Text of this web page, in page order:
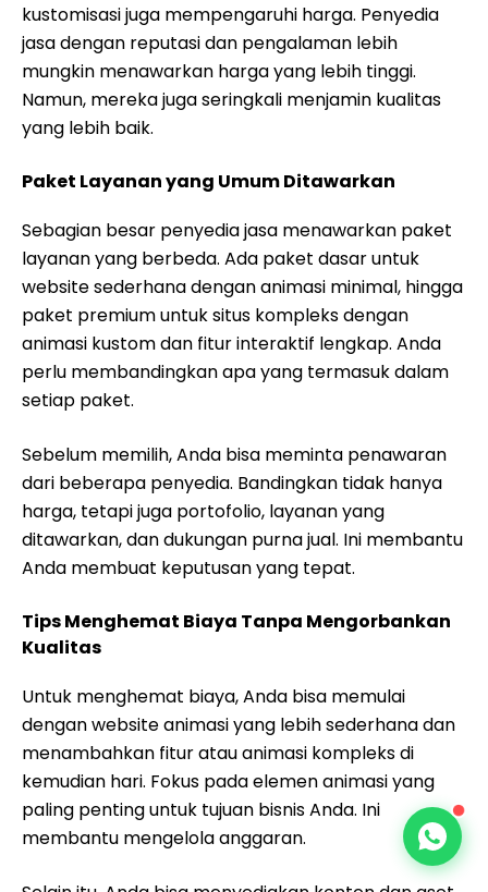
kustomisasi juga mempengaruhi harga. Penyedia
jasa dengan reputasi dan pengalaman lebih
mungkin menawarkan harga yang lebih tinggi.
Namun, mereka juga seringkali menjamin kualitas
yang lebih baik.
Paket Layanan yang Umum Ditawarkan
Sebagian besar penyedia jasa menawarkan paket
layanan yang berbeda. Ada paket dasar untuk
website sederhana dengan animasi minimal, hingga
paket premium untuk situs kompleks dengan
animasi kustom dan fitur interaktif lengkap. Anda
perlu membandingkan apa yang termasuk dalam
setiap paket.
Sebelum memilih, Anda bisa meminta penawaran
dari beberapa penyedia. Bandingkan tidak hanya
harga, tetapi juga portofolio, layanan yang
ditawarkan, dan dukungan purna jual. Ini membantu
Anda membuat keputusan yang tepat.
Tips Menghemat Biaya Tanpa Mengorbankan
Kualitas
Untuk menghemat biaya, Anda bisa memulai
dengan website animasi yang lebih sederhana dan
menambahkan fitur atau animasi kompleks di
kemudian hari. Fokus pada elemen animasi yang
paling penting untuk tujuan bisnis Anda. Ini
membantu mengelola anggaran.